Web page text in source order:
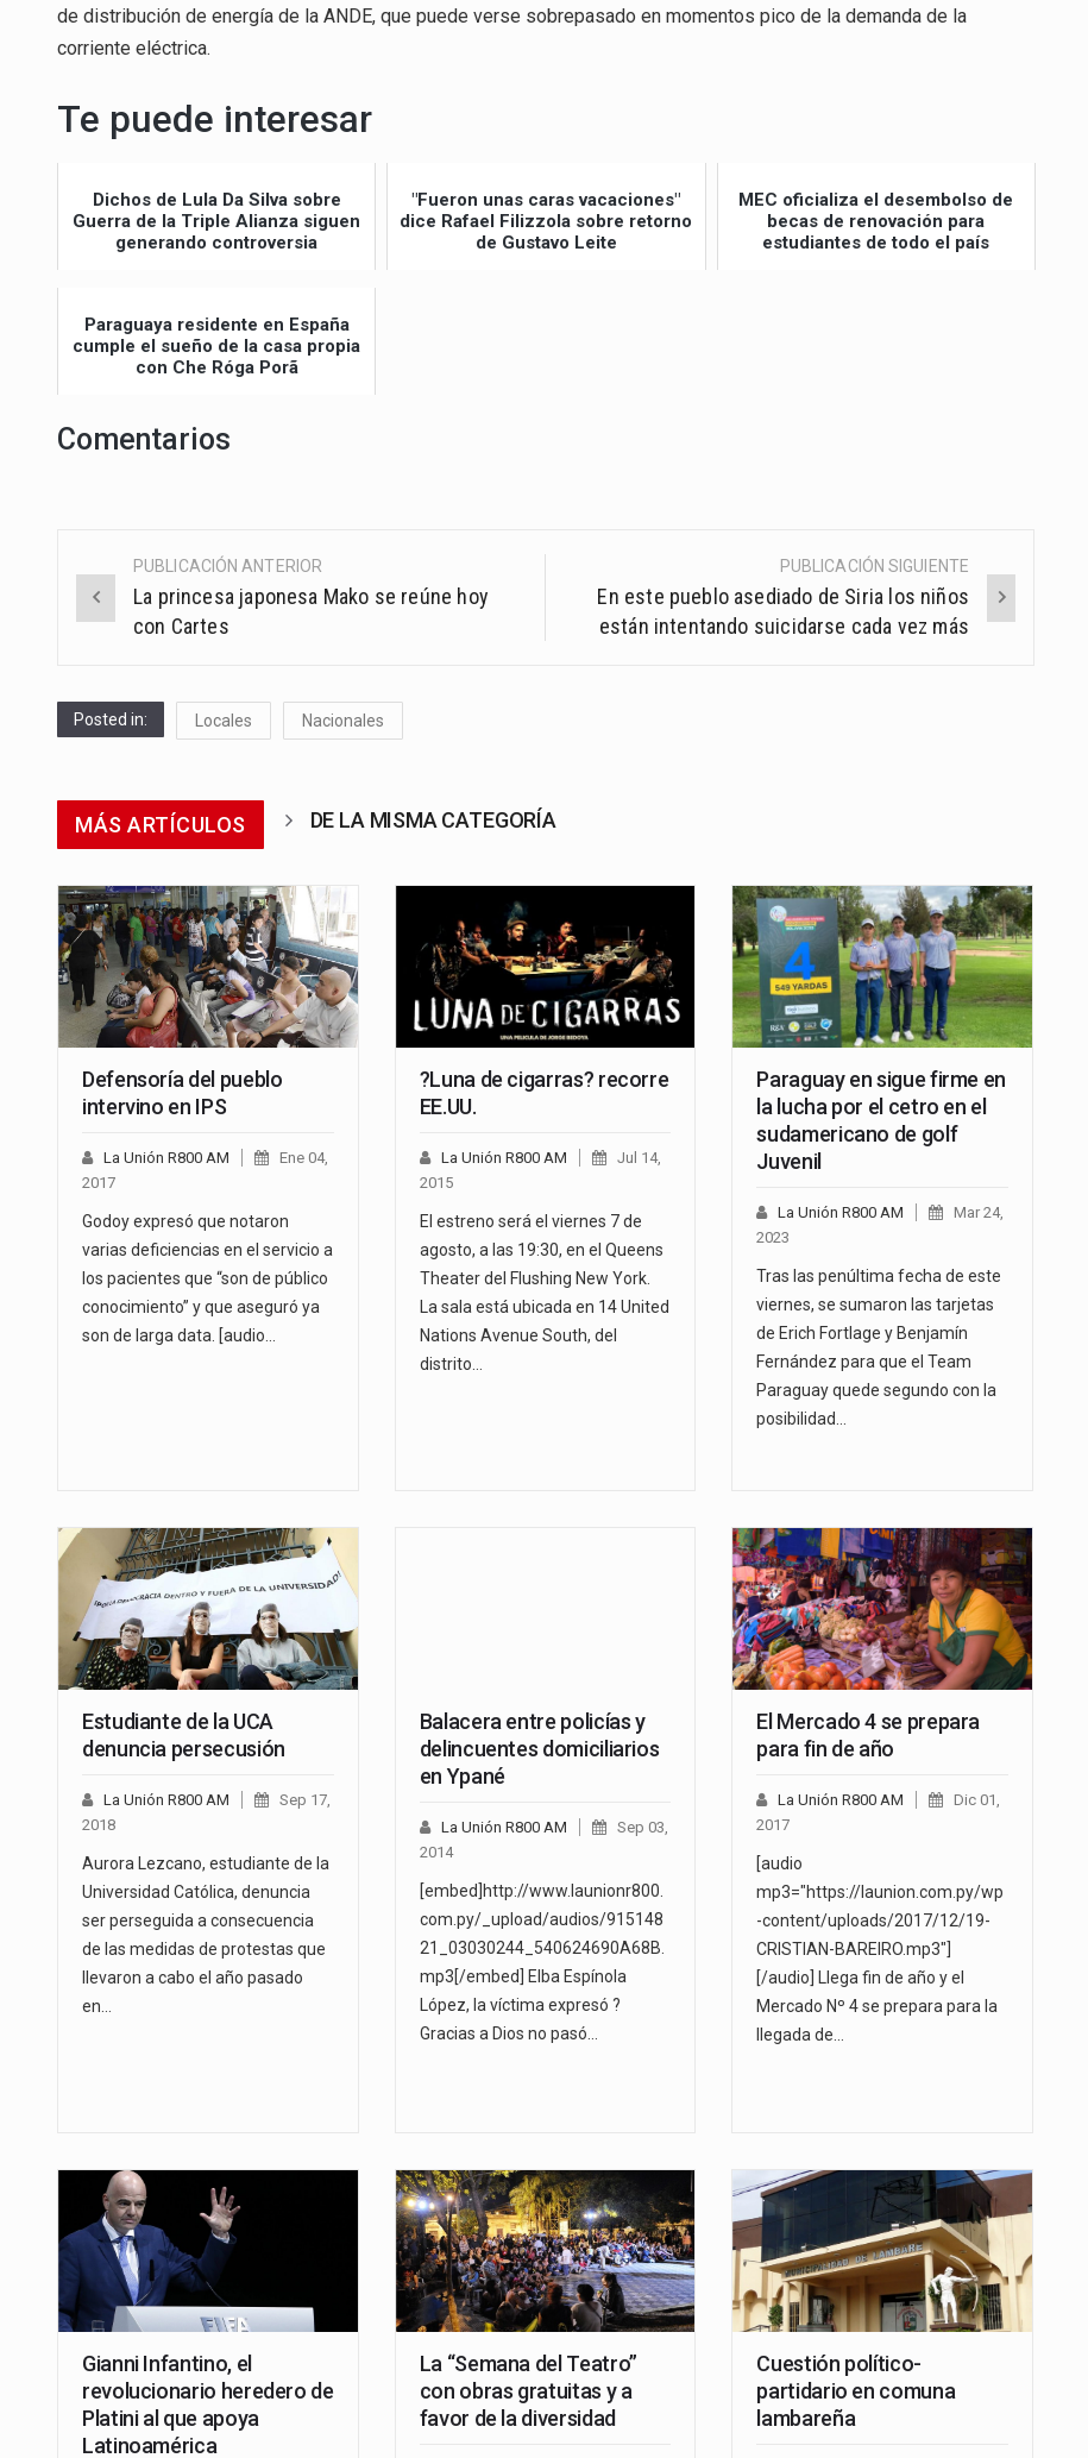
de distribución de energía de la ANDE, que puede verse sobrepasado en momentos pico de la demanda de la
corriente eléctrica.
Te puede interesar
Dichos de Lula Da Silva sobre
Guerra de la Triple Alianza siguen
generando controversia
"Fueron unas caras vacaciones"
dice Rafael Filizzola sobre retorno
de Gustavo Leite
MEC oficializa el desembolso de
becas de renovación para
estudiantes de todo el país
Paraguaya residente en España
cumple el sueño de la casa propia
con Che Róga Porã
Comentarios
Post
navigation
PUBLICACIÓN ANTERIOR
La princesa japonesa Mako se reúne hoy
con Cartes
PUBLICACIÓN SIGUIENTE
En este pueblo asediado de Siria los niños
están intentando suicidarse cada vez más
Posted in: Locales Nacionales
MÁS ARTÍCULOS DE LA MISMA CATEGORÍA
Defensoría del pueblo
intervino en IPS
La Unión R800 AM
Ene 04,
2017
Godoy expresó que notaron
varias deficiencias en el servicio a
los pacientes que “son de público
conocimiento” y que aseguró ya
son de larga data. [audio…
?Luna de cigarras? recorre
EE.UU.
La Unión R800 AM
Jul 14,
2015
El estreno será el viernes 7 de
agosto, a las 19:30, en el Queens
Theater del Flushing New York.
La sala está ubicada en 14 United
Nations Avenue South, del
distrito…
Paraguay en sigue firme en
la lucha por el cetro en el
sudamericano de golf
Juvenil
La Unión R800 AM
Mar 24,
2023
Tras las penúltima fecha de este
viernes, se sumaron las tarjetas
de Erich Fortlage y Benjamín
Fernández para que el Team
Paraguay quede segundo con la
posibilidad…
Estudiante de la UCA
denuncia persecusión
La Unión R800 AM
Sep 17,
2018
Aurora Lezcano, estudiante de la
Universidad Católica, denuncia
ser perseguida a consecuencia
de las medidas de protestas que
llevaron a cabo el año pasado
en…
Balacera entre policías y
delincuentes domiciliarios
en Ypané
La Unión R800 AM
Sep 03,
2014
[embed]http://www.launionr800.
com.py/_upload/audios/915148
21_03030244_540624690A68B.
mp3[/embed] Elba Espínola
López, la víctima expresó ?
Gracias a Dios no pasó…
El Mercado 4 se prepara
para fin de año
La Unión R800 AM
Dic 01,
2017
[audio
mp3="https://launion.com.py/wp
-content/uploads/2017/12/19-
CRISTIAN-BAREIRO.mp3"]
[/audio] Llega fin de año y el
Mercado Nº 4 se prepara para la
llegada de…
Gianni Infantino, el
revolucionario heredero de
Platini al que apoya
Latinoamérica
La “Semana del Teatro”
con obras gratuitas y a
favor de la diversidad
Cuestión político-
partidario en comuna
lambareña